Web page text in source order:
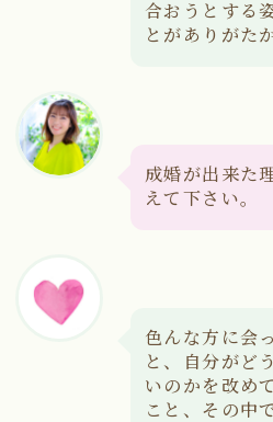
合おうとする
とがありがた
成婚が出来た
えて下さい。
色んな方に会
と、自分がど
いのかを改め
こと、その中